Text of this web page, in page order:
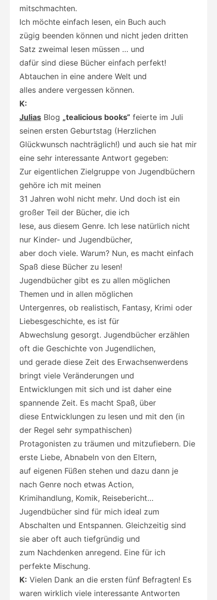
mitschmachten.
Ich möchte einfach lesen, ein Buch auch
zügig beenden können und nicht jeden dritten
Satz zweimal lesen müssen … und
dafür sind diese Bücher einfach perfekt!
Abtauchen in eine andere Welt und
alles andere vergessen können.
K:
Julias Blog „tealicious books“ feierte im Juli
seinen ersten Geburtstag (Herzlichen
Glückwunsch nachträglich!) und auch sie hat mir
eine sehr interessante Antwort gegeben:
Zur eigentlichen Zielgruppe von Jugendbüchern
gehöre ich mit meinen
31 Jahren wohl nicht mehr. Und doch ist ein
großer Teil der Bücher, die ich
lese, aus diesem Genre. Ich lese natürlich nicht
nur Kinder- und Jugendbücher,
aber doch viele. Warum? Nun, es macht einfach
Spaß diese Bücher zu lesen!
Jugendbücher gibt es zu allen möglichen
Themen und in allen möglichen
Untergenres, ob realistisch, Fantasy, Krimi oder
Liebesgeschichte, es ist für
Abwechslung gesorgt. Jugendbücher erzählen
oft die Geschichte von Jugendlichen,
und gerade diese Zeit des Erwachsenwerdens
bringt viele Veränderungen und
Entwicklungen mit sich und ist daher eine
spannende Zeit. Es macht Spaß, über
diese Entwicklungen zu lesen und mit den (in
der Regel sehr sympathischen)
Protagonisten zu träumen und mitzufiebern. Die
erste Liebe, Abnabeln von den Eltern,
auf eigenen Füßen stehen und dazu dann je
nach Genre noch etwas Action,
Krimihandlung, Komik, Reisebericht…
Jugendbücher sind für mich ideal zum
Abschalten und Entspannen. Gleichzeitig sind
sie aber oft auch tiefgründig und
zum Nachdenken anregend. Eine für ich
perfekte Mischung.
K: Vielen Dank an die ersten fünf Befragten! Es
waren wirklich viele interessante Antworten